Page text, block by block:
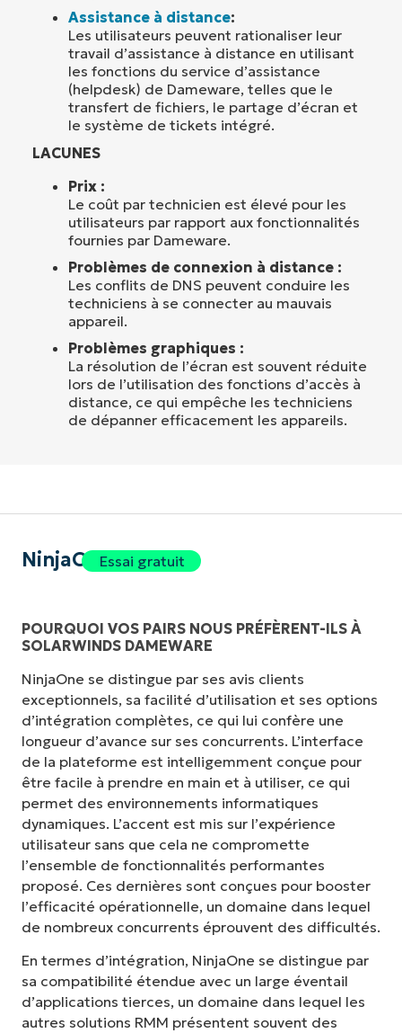
Assistance à distance:
Les utilisateurs peuvent rationaliser leur
travail d’assistance à distance en utilisant
les fonctions du service d’assistance
(helpdesk) de Dameware, telles que le
transfert de fichiers, le partage d’écran et
le système de tickets intégré.
LACUNES
Prix :
Le coût par technicien est élevé pour les
utilisateurs par rapport aux fonctionnalités
fournies par Dameware.
Problèmes de connexion à distance :
Les conflits de DNS peuvent conduire les
techniciens à se connecter au mauvais
appareil.
Problèmes graphiques :
La résolution de l’écran est souvent réduite
lors de l’utilisation des fonctions d’accès à
distance, ce qui empêche les techniciens
de dépanner efficacement les appareils.
NinjaOneEssai gratuit
POURQUOI VOS PAIRS NOUS PRÉFÈRENT-ILS À
SOLARWINDS DAMEWARE
NinjaOne se distingue par ses avis clients
exceptionnels, sa facilité d’utilisation et ses options
d’intégration complètes, ce qui lui confère une
longueur d’avance sur ses concurrents. L’interface
de la plateforme est intelligemment conçue pour
être facile à prendre en main et à utiliser, ce qui
permet des environnements informatiques
dynamiques. L’accent est mis sur l’expérience
utilisateur sans que cela ne compromette
l’ensemble de fonctionnalités performantes
proposé. Ces dernières sont conçues pour booster
l’efficacité opérationnelle, un domaine dans lequel
de nombreux concurrents éprouvent des difficultés.
En termes d’intégration, NinjaOne se distingue par
sa compatibilité étendue avec un large éventail
d’applications tierces, un domaine dans lequel les
autres solutions RMM présentent souvent des